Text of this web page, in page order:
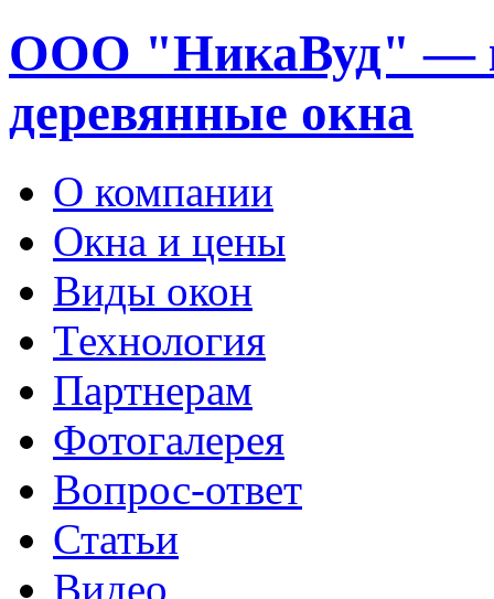
ООО "НикаВуд" —
деревянные окна
О компании
Окна и цены
Виды окон
Технология
Партнерам
Фотогалерея
Вопрос-ответ
Статьи
Видео